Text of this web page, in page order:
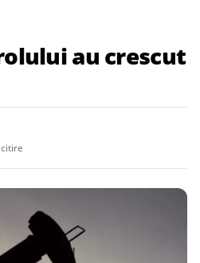
au crescut